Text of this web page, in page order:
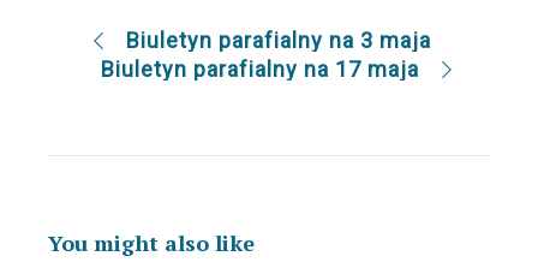
Biuletyn parafialny na 3 maja
Biuletyn parafialny na 17 maja
You might also like